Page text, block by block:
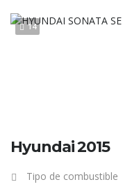
14
Hyundai 2015
Tipo de combustible